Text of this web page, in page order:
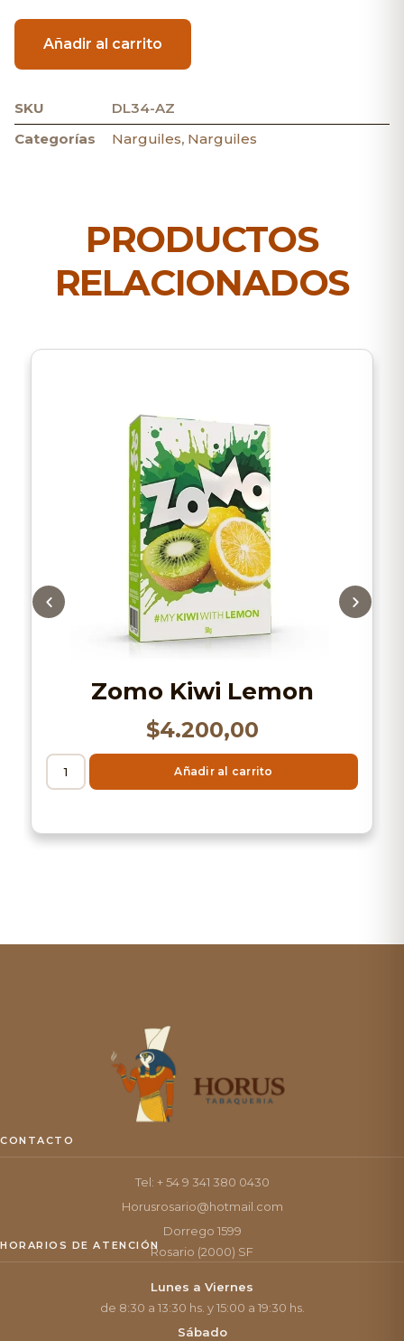
Añadir al carrito
SKU
DL34-AZ
Categorías
Narguiles, Narguiles
PRODUCTOS
RELACIONADOS
Zomo Kiwi Lemon
$4.200,00
Añadir al carrito
CONTACTO
Tel: + 54 9 341 380 0430
Horusrosario@hotmail.com
Dorrego 1599
Rosario (2000) SF
HORARIOS DE ATENCIÓN
Lunes a Viernes
de 8:30 a 13:30 hs. y 15:00 a 19:30 hs.
Sábado